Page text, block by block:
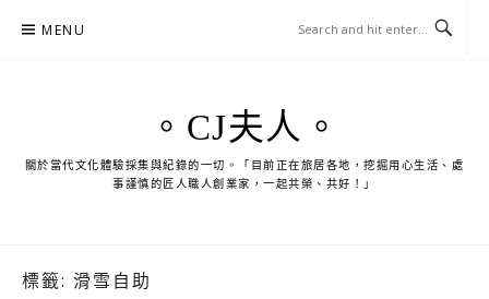
MENU
。CJ夫人。
關於當代文化體驗採集與紀錄的一切。「目前正在旅居各地，挖掘用心生活、處
事謹慎的匠人職人創業家，一起共榮、共好！」
標籤: 滑雪自助